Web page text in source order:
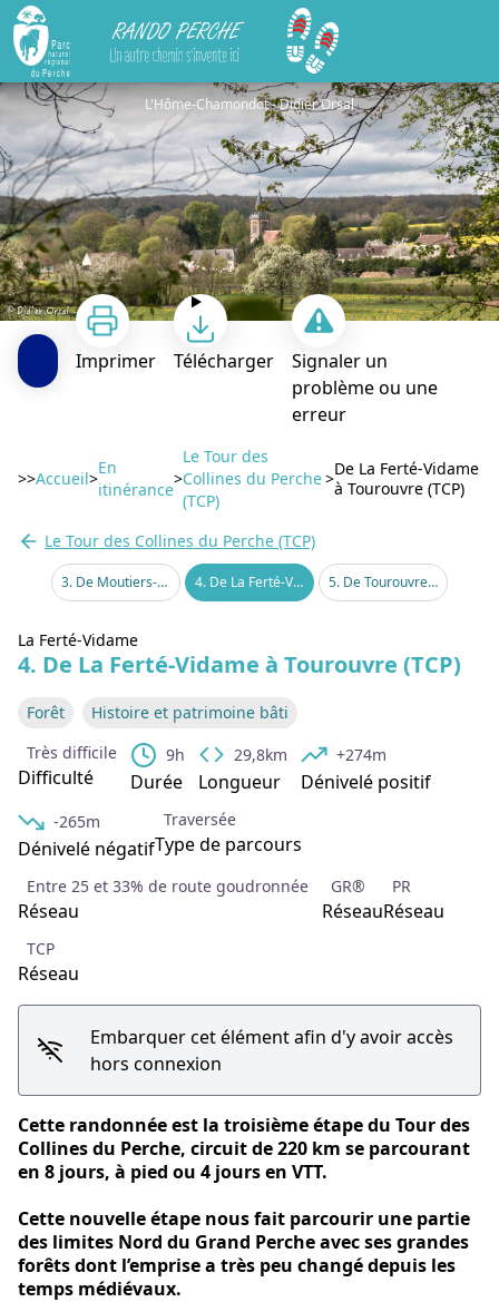
Rando Perche
De La Ferté-Vidame à Tourouvre (TCP)
L'Hôme-Chamondot - Didier Orsal
Voir l'image en plein écran
Imprimer Télécharger
Signaler un
problème ou une
erreur
>>Accueil>
En
itinérance
>
Le Tour des
Collines du Perche
(TCP)
>De La Ferté-Vidame
à Tourouvre (TCP)
Le Tour des Collines du Perche (TCP)
3. De Moutiers-au-Perche à La Ferté-Vidame (TCP) 4. De La Ferté-Vidame à Tourouvre (TCP) 5. De Tourouvre à Mortagne-au-Perche (TCP)
La Ferté-Vidame
4. De La Ferté-Vidame à Tourouvre (TCP)
Forêt
Histoire et patrimoine bâti
Très difficile
Difficulté
9h
Durée
29,8km
Longueur
+274m
Dénivelé positif
-265m
Dénivelé négatif
Traversée
Type de parcours
Entre 25 et 33% de route goudronnée
Réseau
GR®
Réseau
PR
Réseau
TCP
Réseau
Embarquer cet élément afin d'y avoir accès
hors connexion
Cette randonnée est la troisième étape du Tour des
Collines du Perche, circuit de 220 km se parcourant
en 8 jours, à pied ou 4 jours en VTT.
Cette nouvelle étape nous fait parcourir une partie
des limites Nord du Grand Percheavec ses grandes
forêts dont l’emprise a très peu changé depuis les
temps médiévaux.